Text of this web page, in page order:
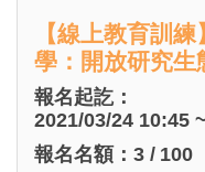
【線上教育訓
學：開放研究生
報名起訖：
2021/03/24 10:45
報名名額： 3 / 100